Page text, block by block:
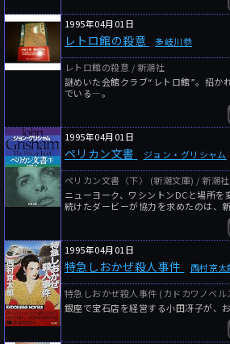
1995年04月01日
レトロ館の殺意 多岐川恭
レトロ館の殺意 / 新潮社
謎めいた会館クラブ“レトロ館”。招か
でいる―。
1995年04月01日
ペリカン文書 ジョン・グリシャム
ペリカン文書〈下〉 (新潮文庫) / 新潮社
ニューヨーク、ワシントンDCと場所
続けたダービーが協力を求めたのは、
1995年04月01日
特急しおかぜ殺人事件 西村京太
特急しおかぜ殺人事件 (カドカワノベ
銀座で宝石店を経営する小田冴子が、